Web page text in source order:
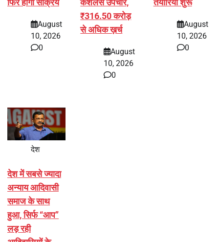
फिर होगा सक्रिय
August
10, 2026
0
कैशलेस उपचार,
₹316.50 करोड़
से अधिक ख़र्च
August
10, 2026
0
तैयारियां शुरू
August
10, 2026
0
देश
देश में सबसे ज्यादा
अन्याय आदिवासी
समाज के साथ
हुआ, सिर्फ ‘‘आप’’
लड़ रही